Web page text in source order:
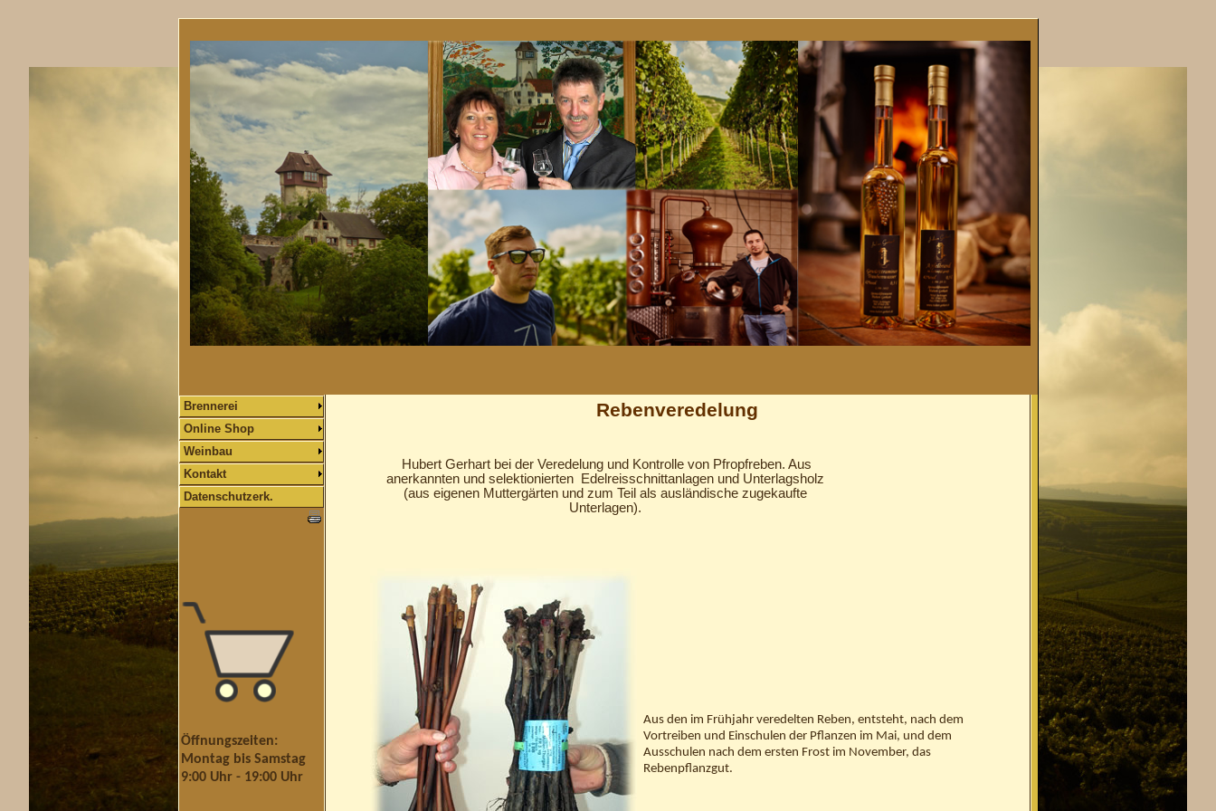
Brennerei
Online Shop
Weinbau
Kontakt
Datenschutzerk.
Öffnungszeiten:
Montag bis Samstag
9:00 Uhr - 19:00 Uhr
Rebenveredelung
Hubert Gerhart bei der Veredelung und Kontrolle von Pfropfreben. Aus
anerkannten und selektionierten Edelreisschnittanlagen und Unterlagsholz
(aus eigenen Muttergärten und zum Teil als ausländische zugekaufte
Unterlagen).
Aus den im Frühjahr veredelten Reben, entsteht, nach dem
Vortreiben und Einschulen der Pflanzen im Mai, und dem
Ausschulen nach dem ersten Frost im November, das
Rebenpflanzgut.